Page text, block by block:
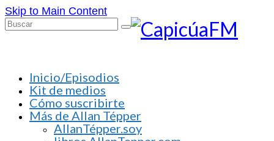
Skip to Main Content
Buscar
Inicio/Episodios
Kit de medios
Cómo suscribirte
Más de Allan Tépper
AllanTépper.soy